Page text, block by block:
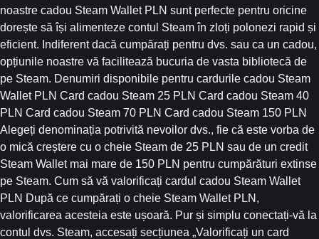
noastre cadou Steam Wallet PLN sunt perfecte pentru oricine
dorește să își alimenteze contul Steam în zloți polonezi rapid și
eficient. Indiferent dacă cumpărați pentru dvs. sau ca un cadou,
opțiunile noastre vă facilitează bucuria de vasta bibliotecă de
pe Steam. Denumiri disponibile pentru cardurile cadou Steam
Wallet PLN Card cadou Steam 25 PLN Card cadou Steam 40
PLN Card cadou Steam 70 PLN Card cadou Steam 150 PLN
Alegeți denominația potrivită nevoilor dvs., fie că este vorba de
o mică creștere cu o cheie Steam de 25 PLN sau de un credit
Steam Wallet mai mare de 150 PLN pentru cumpărături extinse
pe Steam. Cum să vă valorificați cardul cadou Steam Wallet
PLN După ce cumpărați o cheie Steam Wallet PLN,
valorificarea acesteia este ușoară. Pur și simplu conectați-vă la
contul dvs. Steam, accesați secțiunea „Valorificați un card